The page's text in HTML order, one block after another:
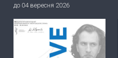
до 04 вересня 2026